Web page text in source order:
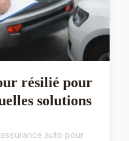
résilié pour
solutions
auto pour